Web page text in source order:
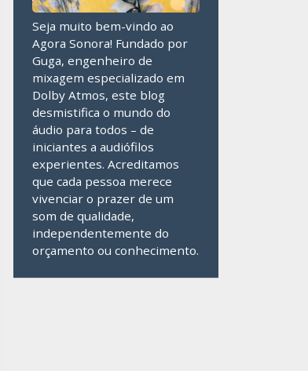
Seja muito bem-vindo ao
Agora Sonora! Fundado por
Guga, engenheiro de
mixagem especializado em
Dolby Atmos, este blog
desmistifica o mundo do
áudio para todos – de
iniciantes a audiófilos
experientes. Acreditamos
que cada pessoa merece
vivenciar o prazer de um
som de qualidade,
independentemente do
orçamento ou conhecimento.